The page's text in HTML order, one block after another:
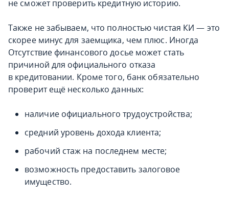
не сможет проверить кредитную историю.
Также не забываем, что полностью чистая КИ — это
скорее минус для заемщика, чем плюс. Иногда
Отсутствие финансового досье может стать
причиной для официального отказа
в кредитовании. Кроме того, банк обязательно
проверит ещё несколько данных:
наличие официального трудоустройства;
средний уровень дохода клиента;
рабочий стаж на последнем месте;
возможность предоставить залоговое
имущество.